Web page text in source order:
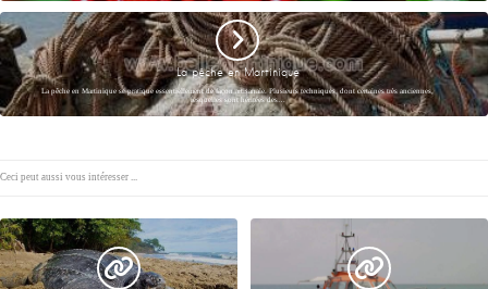
La pêche en Martinique
La pêche en Martinique se pratique essentiellement de façon artisanale. Plusieurs techniques, dont certaines très anciennes,
lesquelles sont héritées des…
Ceci peut aussi vous intéresser ...